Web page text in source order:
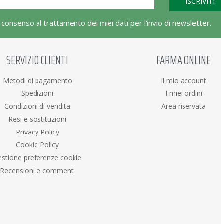
al trattamento dei miei dati per l'invio di newsletter.
SERVIZIO CLIENTI
Metodi di pagamento
Spedizioni
Condizioni di vendita
Resi e sostituzioni
Privacy Policy
Cookie Policy
preferenze cookie
Recensioni e commenti
FARMA ONLINE
Il mio account
I miei ordini
Area riservata